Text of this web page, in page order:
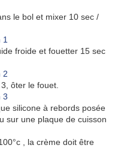
le bol et mixer 10 sec /
froide et fouetter 15 sec
ôter le fouet.
silicone à rebords posée
sur une plaque de cuisson
, la crème doit être